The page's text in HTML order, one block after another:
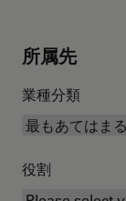
所属先
業種分類
役割